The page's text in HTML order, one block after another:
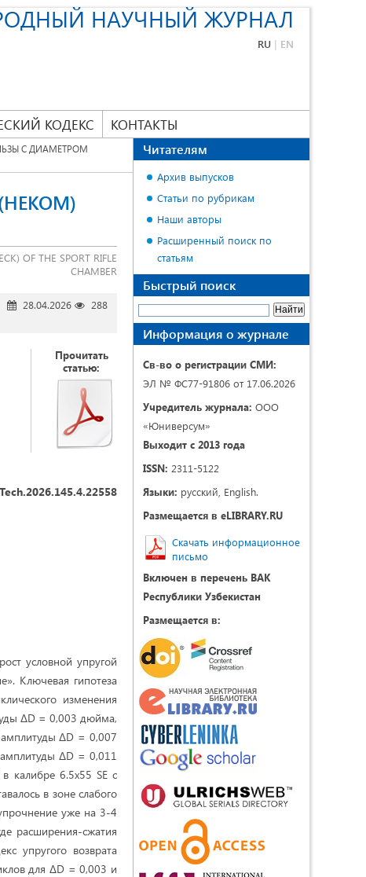
НАУЧНЫЙ ЖУРНАЛ
RU | EN
КОДЕКС КОНТАКТЫ
С ДИАМЕТРОМ
OF THE SPORT RIFLE
CHAMBER
28.04.2026
288
Прочитать
статью:
условной упругой
Ключевая гипотеза
изменения
ΔD = 0,003 дюйма,
ΔD = 0,007
ΔD = 0,011
калибре 6.5х55 SE с
в зоне слабого
уже на 3-4
расширения-сжатия
упругого возврата
для ΔD = 0,003 и
Читателям
Архив выпусков
Статьи по рубрикам
Наши авторы
Расширенный поиск по
статьям
Быстрый поиск
Информация о журнале
Св-во о регистрации СМИ:
ЭЛ № ФС77-91806 от 17.06.2026
Учредитель журнала: ООО
«Юниверсум»
Выходит с 2013 года
ISSN: 2311-5122
Языки: русский, English.
Размещается в eLIBRARY.RU
Скачать информационное
письмо
Включен в перечень ВАК
Республики Узбекистан
Размещается в: